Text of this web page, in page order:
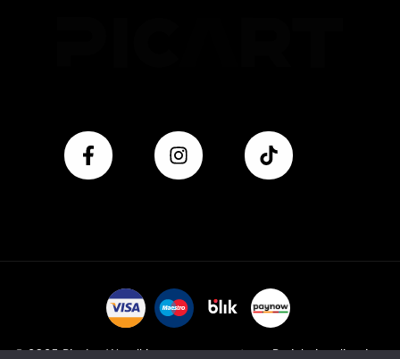
© 2025 Pic Art. Wszelkie prawa zastrzeżone. Projekt i realizacja: